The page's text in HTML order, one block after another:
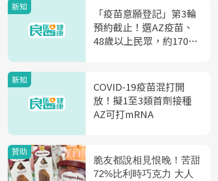
新知
「疫苗意願登記」第3輪
預約截止！選AZ疫苗、
48歲以上民眾，約170萬
新知
COVID-19疫苗混打開
放！擬1至3類首劑接種
AZ可打mRNA